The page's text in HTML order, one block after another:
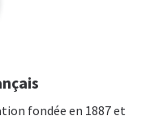
fondée en 1887 et